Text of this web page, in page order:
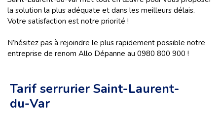
la solution la plus adéquate et dans les meilleurs délais.
Votre satisfaction est notre priorité !
N’hésitez pas à rejoindre le plus rapidement possible notre
entreprise de renom Allo Dépanne au 0980 800 900 !
Tarif serrurier Saint-Laurent-
du-Var